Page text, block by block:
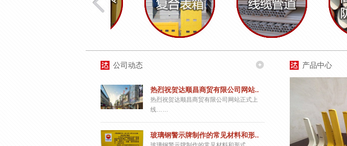
公司动态
热烈祝贺达顺昌商贸有限公司网站..
热烈祝贺达顺昌商贸有限公司网站正式上
线……
玻璃钢警示牌制作的常见材料和形..
产品中心